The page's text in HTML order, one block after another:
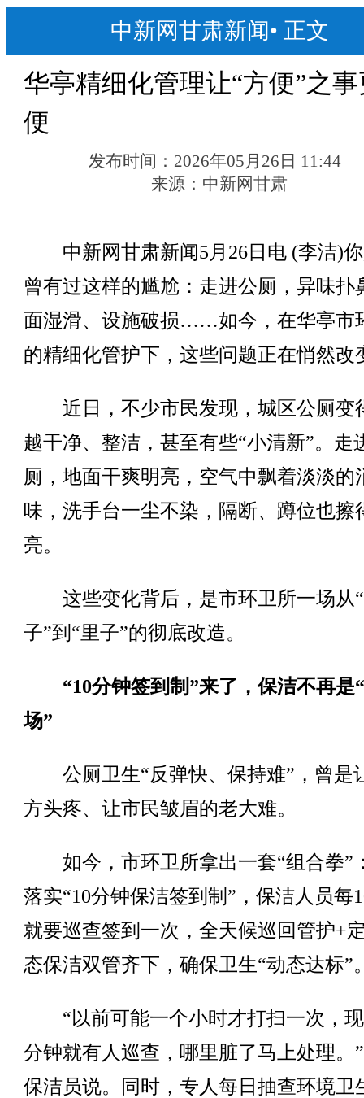
中新网甘肃新闻• 正文
华亭精细化管理让“方便”之
便
发布时间： 2026年05月26日 11:44
来源： 中新网甘肃
中新网甘肃新闻5月26日电 (李洁)
曾有过这样的尴尬：走进公厕，异味扑
面湿滑、设施破损……如今，在华亭市
的精细化管护下，这些问题正在悄然改
近日，不少市民发现，城区公厕变
越干净、整洁，甚至有些“小清新”。走
厕，地面干爽明亮，空气中飘着淡淡的
味，洗手台一尘不染，隔断、蹲位也擦
亮。
这些变化背后，是市环卫所一场从
子”到“里子”的彻底改造。
“10分钟签到制”来了，保洁不再是
场”
公厕卫生“反弹快、保持难”，曾是
方头疼、让市民皱眉的老大难。
如今，市环卫所拿出一套“组合拳”
落实“10分钟保洁签到制”，保洁人员每
就要巡查签到一次，全天候巡回管护+
态保洁双管齐下，确保卫生“动态达标”
“以前可能一个小时才打扫一次，现
分钟就有人巡查，哪里脏了马上处理。
保洁员说。同时，专人每日抽查环境卫